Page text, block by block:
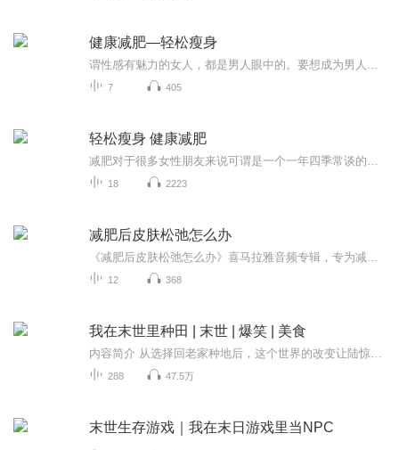
健康减肥―轻松瘦身
7 405
轻松瘦身 健康减肥
18 2223
减肥后皮肤松弛怎么办
12 368
我在末世里种田 | 末世 | 爆笑 | 美食
288 47.5万
末世生存游戏｜我在末日游戏里当NPC